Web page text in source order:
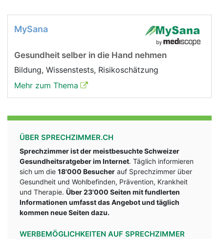
MySana
Gesundheit selber in die Hand nehmen
Bildung, Wissenstests, Risikoschätzung
Mehr zum Thema
ÜBER SPRECHZIMMER.CH
Sprechzimmer ist der meistbesuchte Schweizer
Gesundheitsratgeber im Internet. Täglich informieren
sich um die 18'000 Besucher auf Sprechzimmer über
Gesundheit und Wohlbefinden, Prävention, Krankheit
und Therapie. Über 23'000 Seiten mit fundlerten
Informationen umfasst das Angebot und täglich
kommen neue Seiten dazu.
WERBEMÖGLICHKEITEN AUF SPRECHZIMMER